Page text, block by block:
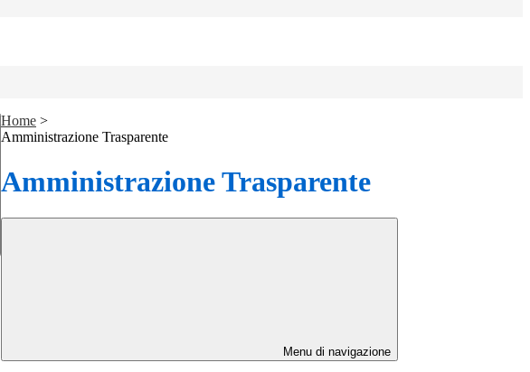
Home >
Amministrazione Trasparente
Amministrazione Trasparente
Menu di navigazione